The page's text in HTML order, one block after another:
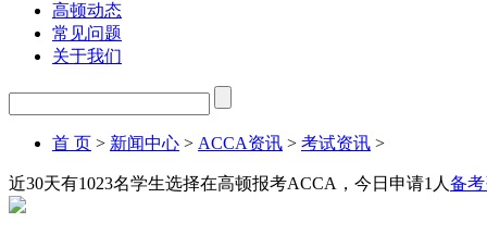
高顿动态
常见问题
关于我们
首 页 > 新闻中心 > ACCA资讯 > 考试资讯 >
近30天有1023名学生选择在高顿报考ACCA，今日申请1 人 备